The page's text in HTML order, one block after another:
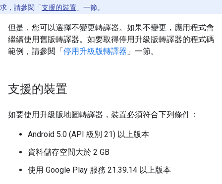
求，請參閱「 支援的裝置 」一節。
但是，您可以選擇不變更轉譯器。如果不變更，應用程式會
繼續使用舊版轉譯器。如要取得停用升級版轉譯器的程式碼
範例，請參閱「停用升級版轉譯器 」一節。
支援的裝置
如要使用升級版地圖轉譯器，裝置必須符合下列條件：
Android 5.0 (API 級別 21) 以上版本
資料儲存空間大於 2 GB
使用 Google Play 服務 21.39.14 以上版本